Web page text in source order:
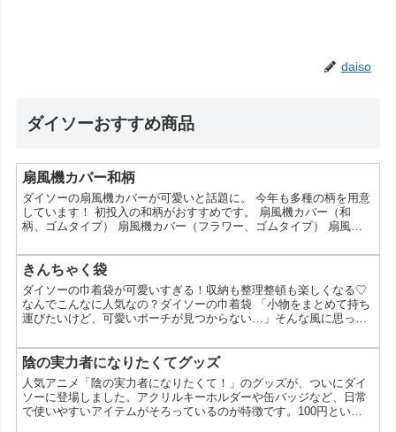
daiso
ダイソーおすすめ商品
扇風機カバー和柄
ダイソーの扇風機カバーが可愛いと話題に。 今年も多種の柄を用意
しています！ 初投入の和柄がおすすめです。 扇風機カバー（和
柄、ゴムタイプ） 扇風機カバー（フラワー、ゴムタイプ） 扇風機
イプ） この投稿をInstagramで見る 今年も多種の柄を用意していま
す！ 初投入の和柄がおすすめです。 . . . 扇風機カバー（和柄、ゴム
タイプ） 扇風機カバー（フラワー、ゴムタイプ） 扇風機カバー
（フルーツ、ゴムタイプ） 扇風...
きんちゃく袋
ダイソーの巾着袋が可愛いすぎる！収納も整理整頓も楽しくなる♡
なんでこんなに人気なの？ダイソーの巾着袋 「小物をまとめて持ち
運びたいけど、可愛いポーチが見つからない…」そんな風に思って
くれる、可愛い巾着袋がたくさんあるんです。 「デザインが可愛く
て気に入った！」「ポーチの中身が見えないから便利！」 そう思っ
た人も多いはず。 今回は、そんなダイソーの巾着袋の魅力をたっぷ
りとお伝えします。 ダイソーの巾着袋ってどんな...
陰の実力者になりたくてグッズ
人気アニメ「陰の実力者になりたくて！」のグッズが、ついにダイ
ソーに登場しました。アクリルキーホルダーや缶バッジなど、日常
で使いやすいアイテムがそろっているのが特徴です。100円という